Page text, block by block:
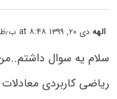
الههدی ۲۰, ۱۳۹۹ at ۸:۴۸ ب٫ظ
سلام یه سوال
ریاضی کاربردی